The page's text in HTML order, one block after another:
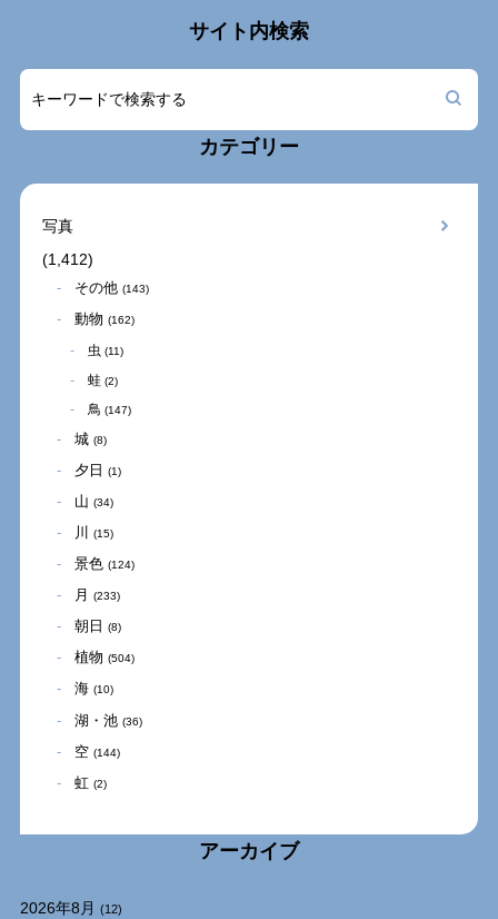
サイト内検索
カテゴリー
写真
(1,412)
その他 (143)
動物 (162)
虫 (11)
蛙 (2)
鳥 (147)
城 (8)
夕日 (1)
山 (34)
川 (15)
景色 (124)
月 (233)
朝日 (8)
植物 (504)
海 (10)
湖・池 (36)
空 (144)
虹 (2)
アーカイブ
2026年8月 (12)